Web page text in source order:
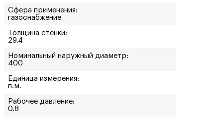
Сфера применения:
газоснабжение
Толщина стенки:
29.4
Номинальный наружный диаметр:
400
Единица измерения:
п.м.
Рабочее давление:
0.8